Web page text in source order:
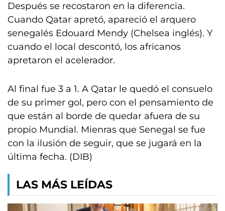
Después se recostaron en la diferencia.
Cuando Qatar apretó, apareció el arquero
senegalés Edouard Mendy (Chelsea inglés). Y
cuando el local descontó, los africanos
apretaron el acelerador.
Al final fue 3 a 1. A Qatar le quedó el consuelo
de su primer gol, pero con el pensamiento de
que están al borde de quedar afuera de su
propio Mundial. Mienras que Senegal se fue
con la ilusión de seguir, que se jugará en la
última fecha. (DIB)
LAS MÁS LEÍDAS